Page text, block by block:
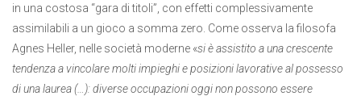
in una costosa “gara di titoli”, con effetti complessivamente
assimilabili a un gioco a somma zero. Come osserva la filosofa
Agnes Heller, nelle società moderne «si è assistito a una crescente
tendenza a vincolare molti impieghi e posizioni lavorative al possesso
di una laurea (…): diverse occupazioni oggi non possono essere